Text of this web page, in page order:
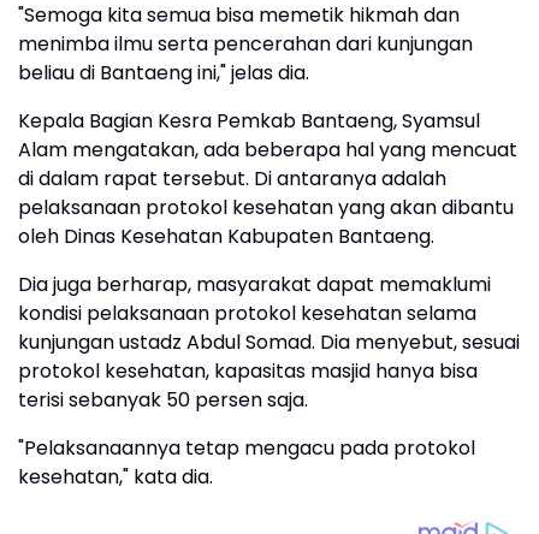
"Semoga kita semua bisa memetik hikmah dan
menimba ilmu serta pencerahan dari kunjungan
beliau di Bantaeng ini," jelas dia.
Kepala Bagian Kesra Pemkab Bantaeng, Syamsul
Alam mengatakan, ada beberapa hal yang mencuat
di dalam rapat tersebut. Di antaranya adalah
pelaksanaan protokol kesehatan yang akan dibantu
oleh Dinas Kesehatan Kabupaten Bantaeng.
Dia juga berharap, masyarakat dapat memaklumi
kondisi pelaksanaan protokol kesehatan selama
kunjungan ustadz Abdul Somad. Dia menyebut, sesuai
protokol kesehatan, kapasitas masjid hanya bisa
terisi sebanyak 50 persen saja.
"Pelaksanaannya tetap mengacu pada protokol
kesehatan," kata dia.